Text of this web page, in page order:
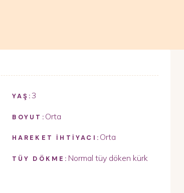
YAŞ:3
BOYUT: Orta
HAREKET İHTİYACI: Orta
TÜY DÖKME: Normal tüy döken kürk